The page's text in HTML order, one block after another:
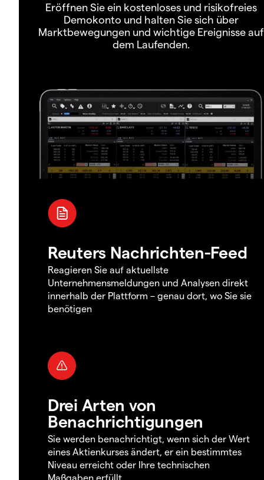
Eröffnen Sie ein kostenloses und risikofreies
Demokonto und halten Sie sich über
Marktbewegungen und wichtige Ereignisse auf
dem Laufenden.
Reuters Nachrichten-Feed
Reagieren Sie auf aktuellste
Unternehmensmeldungen und Analysen direkt
innerhalb der Plattform – genau dort, wo Sie sie
benötigen
Drei Arten von
Benachrichtigungen
Sie werden benachrichtigt, wenn sich der Wert
eines Aktienkurses ändert, er ein bestimmtes
Niveau erreicht oder Ihre technischen
Maßgaben erfüllt